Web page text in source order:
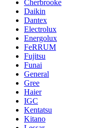
Cherbrooke
Daikin
Dantex
Electrolux
Energolux
FeRRUM
Fujitsu
Funai
General
Gree
Haier
IGC
Kentatsu
Kitano